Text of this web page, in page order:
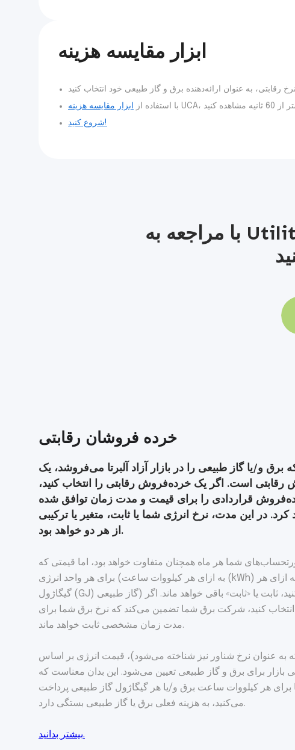
ابزار مقایسه هزینه
با استفاده از
ابزار مقایسه هزینه
شروع کنید!
با مراجعه به Utilities Consumer Advocate، خرده‌فروشان برق
خرده فروشان رقابتی
و/یا گاز طبیعی را در بازار آزاد آلبرتا می‌فروشد، یک
است. اگر یک خرده‌فروش رقابتی را انتخاب کنید،
قراردادی را برای قیمت و مدت زمان توافق شده
کرد. در این مدت، نرخ انرژی شما یا ثابت، متغیر یا ترکیبی
از هر دو خواهد بود.
شما هر ماه همچنان متفاوت خواهد بود، اما قیمتی که
برای هر واحد انرژی (به ازای هر کیلووات ساعت (kWh) برق و/یا به ازای هر
گیگاژول (GJ) گاز طبیعی) پرداخت می‌کنید، ثابت یا «ثابت» باقی خواهد ماند. اگر
انتخاب کنید، شرکت برق شما تضمین می‌کند که نرخ برق شما برای
مدت زمان مشخصی ثابت خواهد ماند.
به عنوان نرخ شناور نیز شناخته می‌شود)، قیمت انرژی بر اساس
بازار برای برق و گاز طبیعی تعیین می‌شود. این بدان معناست که
برای هر کیلووات ساعت برق و/یا هر گیگاژول گاز طبیعی پرداخت
می‌کنید، به هزینه فعلی برق یا گاز طبیعی بستگی دارد.
بیشتر بدانید.